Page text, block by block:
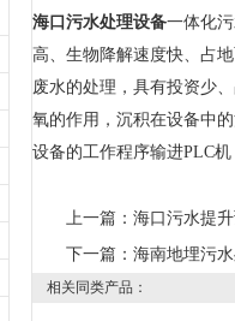
海口污水处理设备一体化
高、生物降解速度快、占
废水的处理，具有投资少
氧的作用，沉积在设备中
设备的工作程序输进PLC
上一篇： 海口污水提
下一篇： 海南地埋污
相关同类产品：